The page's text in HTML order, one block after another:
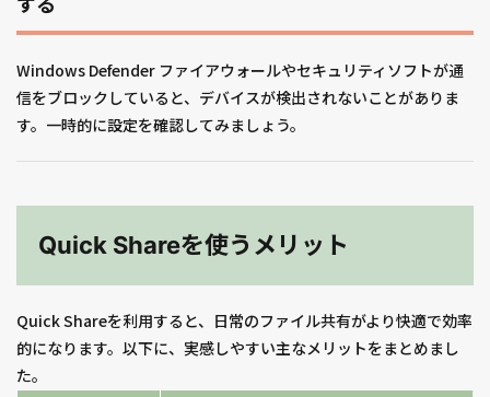
する
Windows Defender ファイアウォールやセキュリティソフトが通
信をブロックしていると、デバイスが検出されないことがありま
す。一時的に設定を確認してみましょう。
Quick Shareを使うメリット
Quick Shareを利用すると、日常のファイル共有がより快適で効率
的になります。以下に、実感しやすい主なメリットをまとめまし
た。